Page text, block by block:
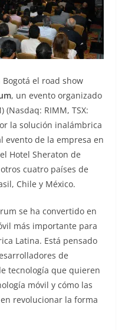
el road show
, un evento organizado
RIMM, TSX:
la solución inalámbrica
evento de la empresa en
Hotel Sheraton de
cuatro países de
Chile y México.
se ha convertido en
más importante para
Latina. Está pensado
de
tecnología que quieren
móvil y cómo las
revolucionar la forma